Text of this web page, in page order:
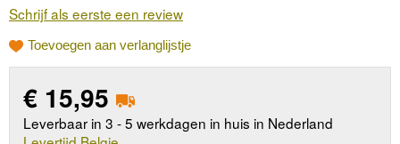
Schrijf als eerste een review
Toevoegen aan verlanglijstje
€ 15,95
Leverbaar in 3 - 5 werkdagen in huis in Nederland